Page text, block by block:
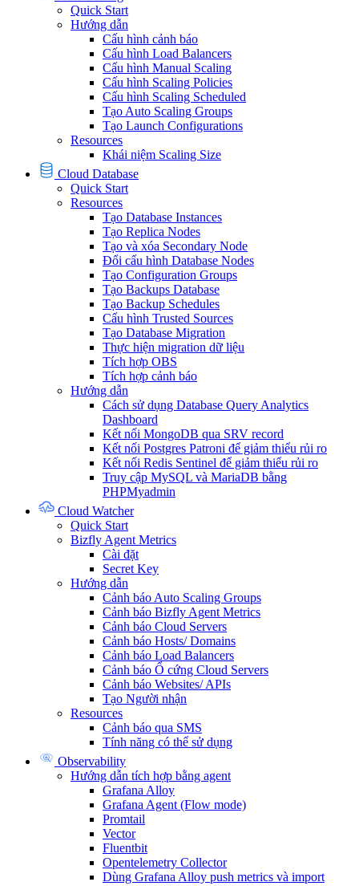
Quick Start
Hướng dẫn
Cấu hình cảnh báo
Cấu hình Load Balancers
Cấu hình Manual Scaling
Cấu hình Scaling Policies
Cấu hình Scaling Scheduled
Tạo Auto Scaling Groups
Tạo Launch Configurations
Resources
Khái niệm Scaling Size
Cloud Database
Quick Start
Resources
Tạo Database Instances
Tạo Replica Nodes
Tạo và xóa Secondary Node
Đổi cấu hình Database Nodes
Tạo Configuration Groups
Tạo Backups Database
Tạo Backup Schedules
Cấu hình Trusted Sources
Tạo Database Migration
Thực hiện migration dữ liệu
Tích hợp OBS
Tích hợp cảnh báo
Hướng dẫn
Cách sử dụng Database Query Analytics
Dashboard
Kết nối MongoDB qua SRV record
Kết nối Postgres Patroni để giảm thiểu rủi ro
Kết nối Redis Sentinel để giảm thiểu rủi ro
Truy cập MySQL và MariaDB bằng
PHPMyadmin
Cloud Watcher
Quick Start
Bizfly Agent Metrics
Cài đặt
Secret Key
Hướng dẫn
Cảnh báo Auto Scaling Groups
Cảnh báo Bizfly Agent Metrics
Cảnh báo Cloud Servers
Cảnh báo Hosts/ Domains
Cảnh báo Load Balancers
Cảnh báo Ổ cứng Cloud Servers
Cảnh báo Websites/ APIs
Tạo Người nhận
Resources
Cảnh báo qua SMS
Tính năng có thể sử dụng
Observability
Hướng dẫn tích hợp bằng agent
Grafana Alloy
Grafana Agent (Flow mode)
Promtail
Vector
Fluentbit
Opentelemetry Collector
Dùng Grafana Alloy push metrics và import